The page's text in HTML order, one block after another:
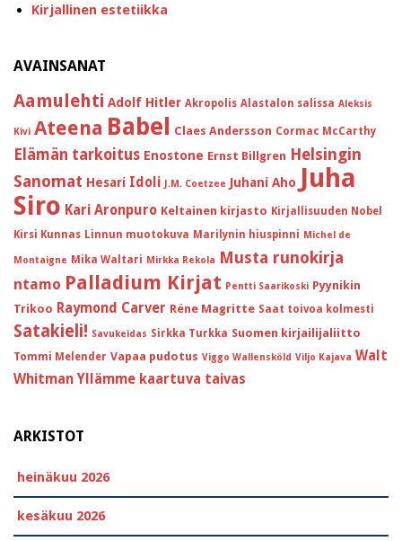
Kirjallinen estetiikka
AVAINSANAT
Aamulehti Adolf Hitler Akropolis Alastalon salissa Aleksis
Kivi Ateena Babel Claes Andersson Cormac McCarthy
Elämän tarkoitus Enostone Ernst Billgren Helsingin
Sanomat Hesari Idoli J.M. Coetzee Juhani Aho Juha
Siro Kari Aronpuro Keltainen kirjasto Kirjallisuuden Nobel
Kirsi Kunnas Linnun muotokuva Marilynin hiuspinni Michel de
Montaigne Mika Waltari Mirkka Rekola Musta runokirja
ntamo Palladium Kirjat Pentti Saarikoski Pyynikin
Trikoo Raymond Carver Réne Magritte Saat toivoa kolmesti
Satakieli! Savukeidas Sirkka Turkka Suomen kirjailijaliitto
Tommi Melender Vapaa pudotus Viggo Wallensköld Viljo Kajava Walt
Whitman Yllämme kaartuva taivas
ARKISTOT
heinäkuu 2026
kesäkuu 2026